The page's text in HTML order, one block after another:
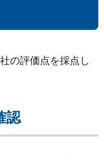
の評価点を採点し
認